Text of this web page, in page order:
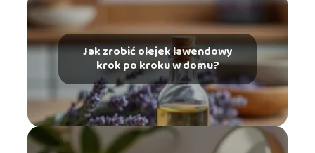
Jak zrobić olejek lawendowy
krok po kroku w domu?